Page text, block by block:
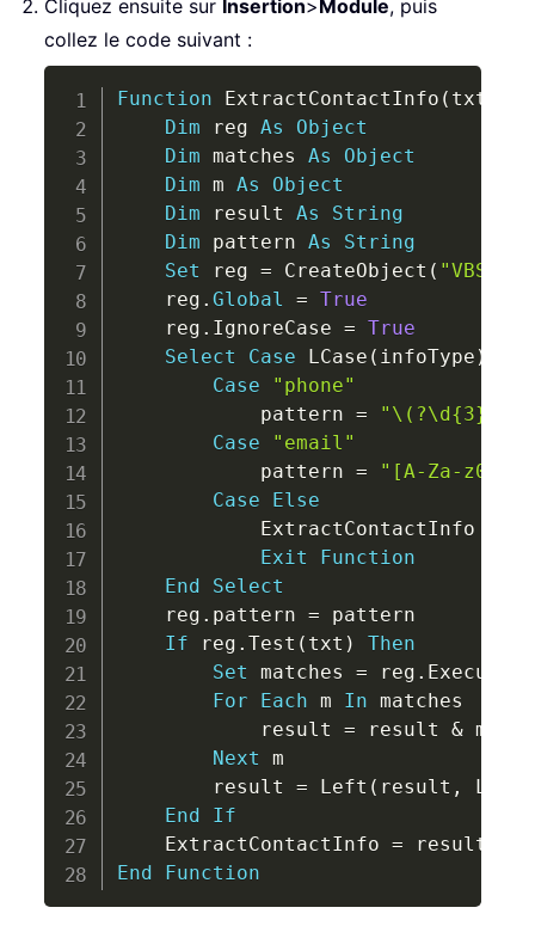
Cliquez ensuite sur Insertion> Module, puis
collez le code suivant :
Function ExtractContactInfo ( txt
Dim reg As
Object
Dim matches As
Object
Dim m As
Object
Dim result As
String
Dim pattern As
String
Set reg = CreateObject (
    reg
. Global = True
    reg
. IgnoreCase = True
Select
Case LCase ( infoType )
Case
"phone"
            pattern
=
Case
"email"
            pattern
=
"[A-Za-z0-
Case
Else
            ExtractContactInfo
Exit
Function
End
Select
    reg
. pattern = pattern
If reg . Test ( txt )
Then
Set matches = reg . Execute
For
Each m In matches
            result
= result & m
Next m
        result
= Left ( result , Len
End
If
    ExtractContactInfo
=
End
Function
Copy